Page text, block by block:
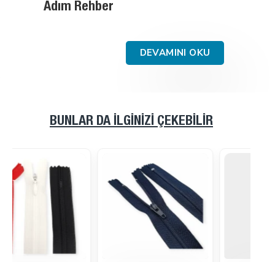
Adım Rehber
DEVAMINI OKU
BUNLAR DA İLGINIZI ÇEKEBILIR